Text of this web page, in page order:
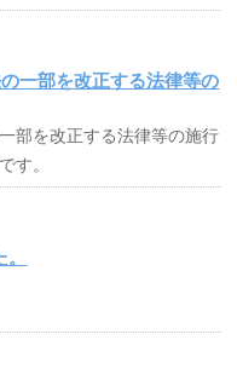
一部を改正する法律等の
部を改正する法律等の施行
す。